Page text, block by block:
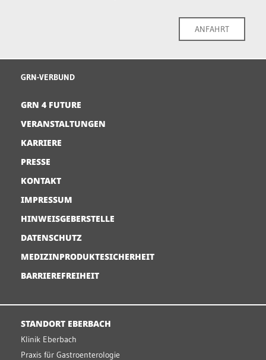
ANFAHRT
GRN-VERBUND
GRN 4 FUTURE
VERANSTALTUNGEN
KARRIERE
PRESSE
KONTAKT
IMPRESSUM
HINWEISGEBERSTELLE
DATENSCHUTZ
MEDIZINPRODUKTESICHERHEIT
BARRIEREFREIHEIT
STANDORT EBERBACH
Klinik Eberbach
Praxis für Gastroenterologie